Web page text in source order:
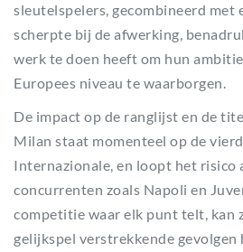
sleutelspelers, gecombineerd met
scherpte bij de afwerking,
werk te doen heeft om hun
Europees niveau te waarborgen.
De impact op de ranglijst en de
Milan staat momenteel op de
Internazionale, en loopt het risico
concurrenten zoals Napoli en
competitie waar elk punt telt, kan
gelijkspel verstrekkende gevolgen